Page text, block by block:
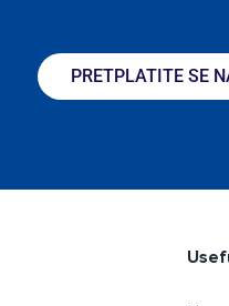
PRETPLATITE SE